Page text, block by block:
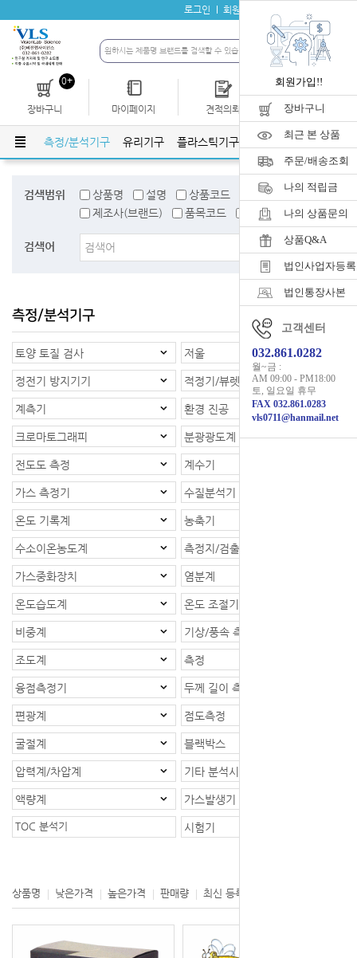
로그인 회원가입
0+
장바구니 마이페이지 견적의뢰 개인결제
기기 측정/분석기구 유리기구 플라스틱기구 위생/안전 용품 클
검색범위 상품명 설명 상품코드
검색어태그
제조사(브랜드)
품목코드 품목명
검색어
측정/분석기구
토양 토질 검사 저울
정전기 방지기기 적정기/뷰렛
계측기 환경 진공
크로마토그래피 분광광도계
전도도 측정 계수기
가스 측정기 수질분석기
온도 기록계 농축기
수소이온농도계 측정지/검출지
가스중화장치 염분계
온도습도계 온도 조절기
비중계 기상/풍속 측정계
조도계 측정
융점측정기 두께 길이 측정기
편광계 점도측정
굴절계 블랙박스
압력계/차압계 기타 분석시스템
액량계 가스발생기
TOC 분석기 시험기
상품명 낮은가격 높은가격 판매량 최신 등록
회원가입!!
장바구니
최근 본 상품
주문/배송조회
나의 적립금
나의 상품문의
상품Q&A
법인사업자등
법인통장사본
고객센터
032.861.0282
월~금 :
AM 09:00 - PM18:00
토, 일요일 휴무
FAX 032.861.0283
vls0711@hanmail.net